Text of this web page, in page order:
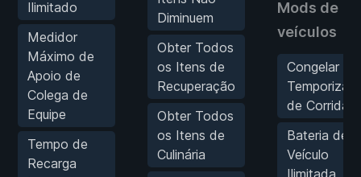
Ilimitado
Medidor
Máximo de
Apoio de
Colega de
Equipe
Tempo de
Recarga
Diminuem
Obter Todos
os Itens de
Recuperação
Obter Todos
os Itens de
Culinária
Mods de
veículos
Congelar
de Corrida
Bateria de
Veículo